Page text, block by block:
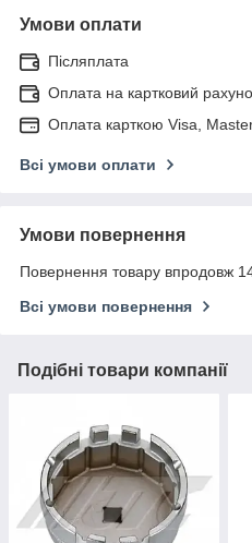
Умови оплати
Післяплата
Оплата на картковий
Оплата карткою Visa,
Всі умови оплати
Умови повернення
Повернення товару впродовж
Всі умови повернення
Подібні товари компанії